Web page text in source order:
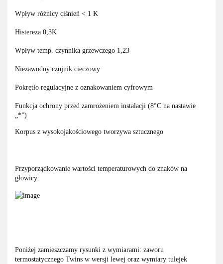
Wpływ różnicy ciśnień < 1 K
Histereza 0,3K
Wpływ temp. czynnika grzewczego 1,23
Niezawodny czujnik cieczowy
Pokrętło regulacyjne z oznakowaniem cyfrowym
Funkcja ochrony przed zamrożeniem instalacji (8°C na nastawie
„*”)
Korpus z wysokojakościowego tworzywa sztucznego
Przyporządkowanie wartości temperaturowych do znaków na
głowicy:
Poniżej zamieszczamy rysunki z wymiarami: zaworu
termostatycznego Twins w wersji lewej oraz wymiary tulejek